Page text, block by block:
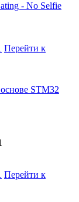
- No Selfie
Перейти к
STM32
Перейти к